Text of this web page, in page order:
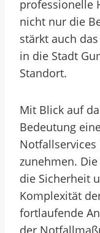
professionelle
nicht nur die
stärkt auch
in die Stadt
Standort.
Mit Blick auf
Bedeutung
zunehmen.
die Sicherheit
Komplexität
fortlaufende
der